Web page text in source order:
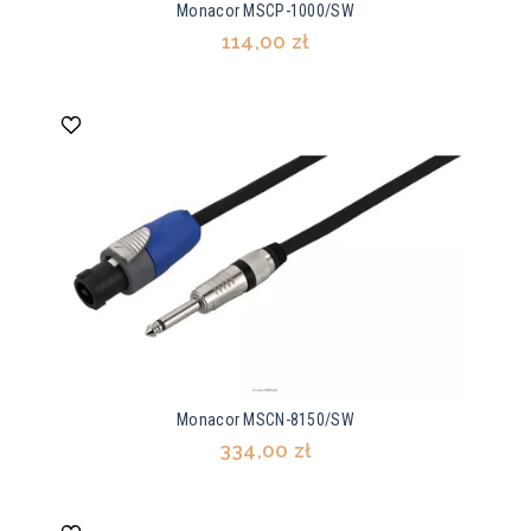
Monacor MSCP-1000/SW
114,00 zł
Monacor MSCN-8150/SW
334,00 zł